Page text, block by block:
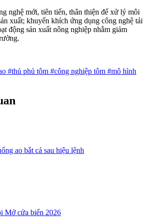
nghệ mới, tiên tiến, thân thiện để xử lý môi
xuất; khuyến khích ứng dụng công nghệ tái
động sản xuất nông nghiệp nhằm giảm
#thủ phủ tôm #công nghiệp tôm #mô hình
ao bắt cá sau hiệu lệnh
Mở cửa biển 2026